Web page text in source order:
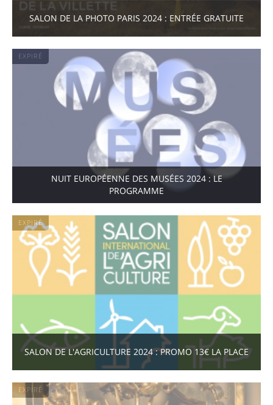
SALON DE LA PHOTO PARIS 2024 : ENTRÉE GRATUITE
EXPIRÉ
NUIT EUROPÉENNE DES MUSÉES 2024 : LE
PROGRAMME
EXPIRÉ
SALON DE L'AGRICULTURE 2024 : PROMO 13€ LA PLACE
EXPIRÉ